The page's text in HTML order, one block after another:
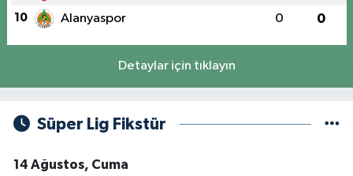
10 Alanyaspor 0 0
Detaylar için tıklayın
Süper Lig Fikstür
14 Ağustos, Cuma